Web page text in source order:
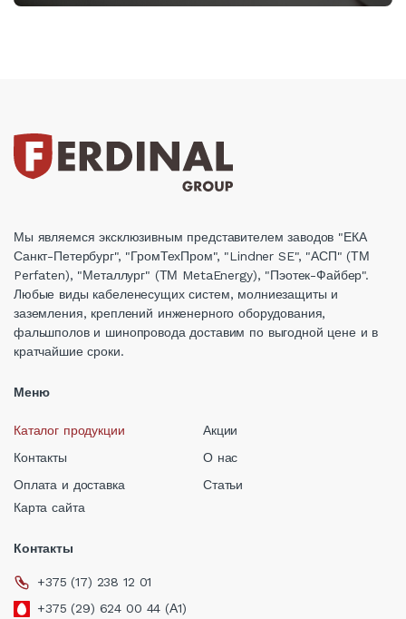
Мы являемся эксклюзивным представителем заводов "ЕКА
Санкт-Петербург", "ГромТехПром", "Lindner SE", "АСП" (ТМ
Perfaten), "Металлург" (ТМ MetaEnergy), "Пэотек-Файбер".
Любые виды кабеленесущих систем, молниезащиты и
заземления, креплений инженерного оборудования,
фальшполов и шинопровода доставим по выгодной цене и в
кратчайшие сроки.
Меню
Каталог продукции
Акции
Контакты
О нас
Оплата и доставка
Статьи
Карта сайта
Контакты
+375 (17) 238 12 01
+375 (29) 624 00 44 (А1)